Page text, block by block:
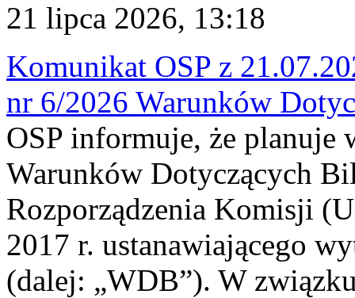
21 lipca 2026, 13:18
Komunikat OSP z
nr 6/2026 Warunków
OSP informuje, że planuje
Warunków Dotyczących
Rozporządzenia Komisji
2017 r. ustanawiającego
(dalej: „WDB”). W